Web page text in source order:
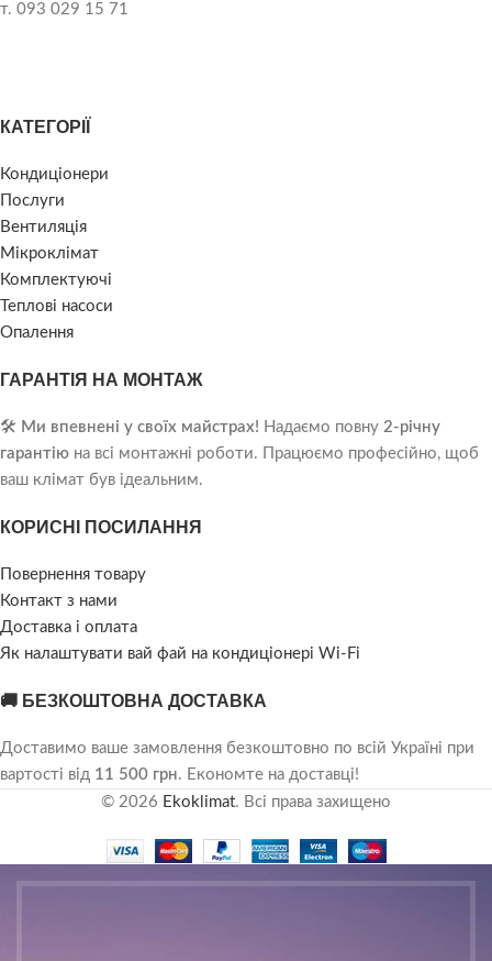
т. 093 029 15 71
КАТЕГОРІЇ
Кондиціонери
Послуги
Вентиляція
Мікроклімат
Комплектуючі
Теплові насоси
Опалення
ГАРАНТІЯ НА МОНТАЖ
🛠️ Ми впевнені у своїх майстрах! Надаємо повну 2-річну
гарантію на всі монтажні роботи. Працюємо професійно, щоб
ваш клімат був ідеальним.
КОРИСНІ ПОСИЛАННЯ
Повернення товару
Контакт з нами
Доставка і оплата
Як налаштувати вай фай на кондиціонері Wi-Fi
🚚 БЕЗКОШТОВНА ДОСТАВКА
Доставимо ваше замовлення безкоштовно по всій Україні при
вартості від 11 500 грн. Економте на доставці!
© 2026 Ekoklimat. Всі права захищено